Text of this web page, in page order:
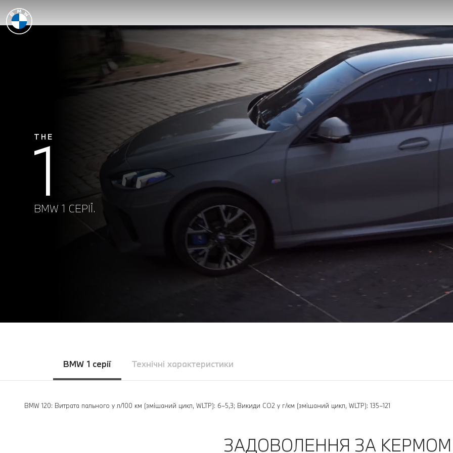
THE
1
BMW 1 СЕРІЇ.
BMW 1 серії Технічні характеристики
BMW 120: Витрата пального у л/100 км (змішаний цикл, WLTP): 6–5,3; Викиди CO2 у г/км (змішаний цикл, WLTP): 135–121
ЗАДОВОЛЕННЯ ЗА